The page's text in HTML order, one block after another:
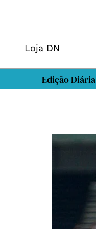
Loja DN
Edição Diária